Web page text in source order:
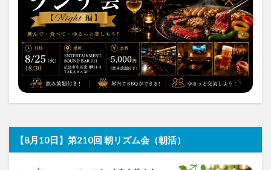
【8月10日】第210回 朝リズム会（朝活）